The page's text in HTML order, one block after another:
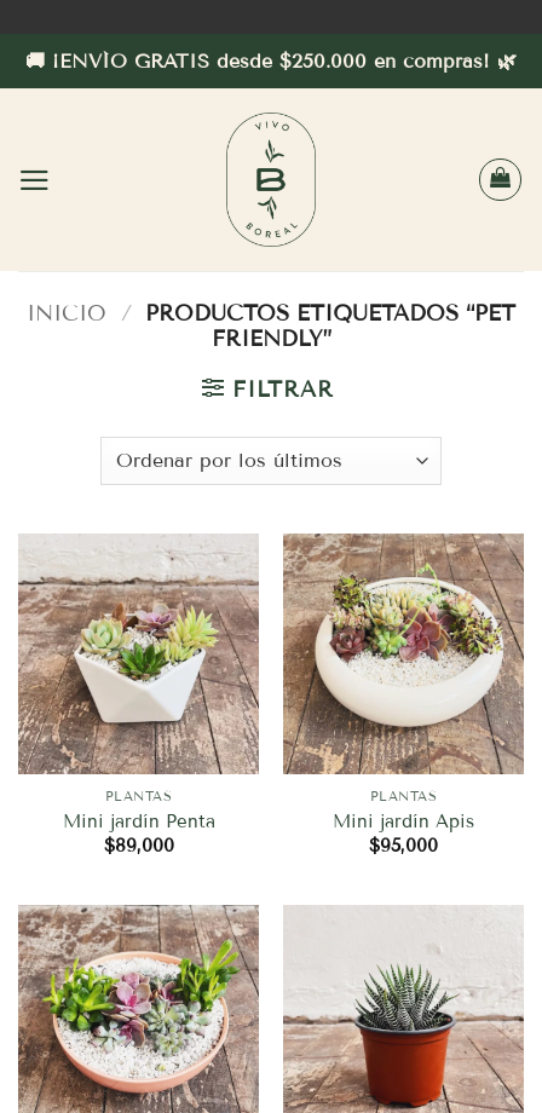
contenido
🚚 ¡ENVÍO GRATIS desde $250.000 en compras! 🌿
INICIO /
PRODUCTOS ETIQUETADOS “PET
FRIENDLY”
FILTRAR
PLANTAS
Mini jardín Penta
$89,000
PLANTAS
Mini jardín Apis
$95,000